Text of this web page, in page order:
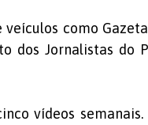
como
dos Jornalistas do
vídeos